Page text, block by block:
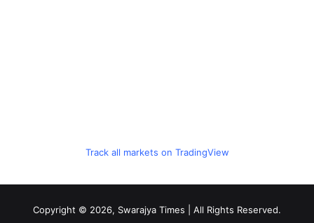
Track all markets on TradingView
Copyright © 2026, Swarajya Times | All Rights Reserved.